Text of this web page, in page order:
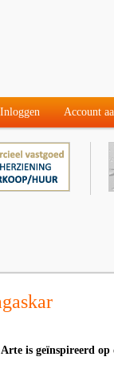
Inloggen Account
is geïnspireerd